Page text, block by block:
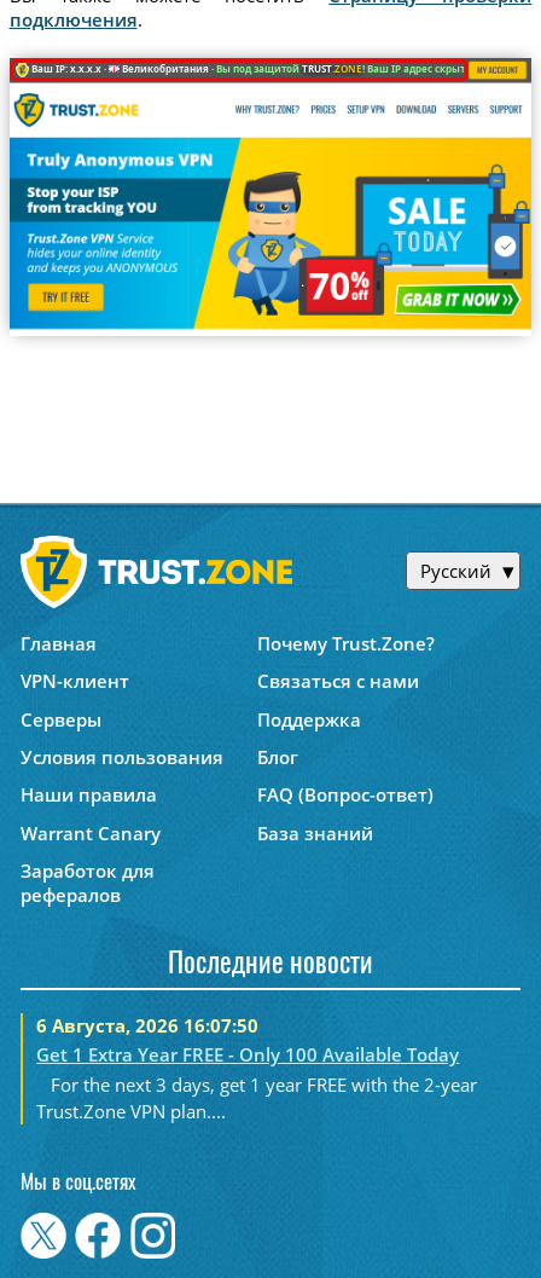
подключения.
Ваш IP: x.x.x.x · Великобритания ·Вы под защитойTRUST.ZONE! Ваш IP адрес скрыт!
Русский
Главная
Почему Trust.Zone?
VPN-клиент
Связаться с нами
Серверы
Поддержка
Условия пользования
Блог
Наши правила
FAQ (Вопрос-ответ)
Warrant Canary
База знаний
Заработок для
рефералов
Последние новости
6 Августа, 2026 16:07:50
Get 1 Extra Year FREE - Only 100 Available Today
For the next 3 days, get 1 year FREE with the 2-year
Trust.Zone VPN plan....
Мы в соц.сетях